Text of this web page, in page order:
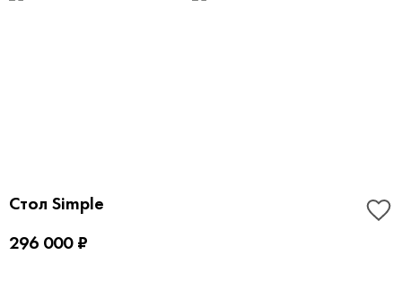
Стол Simple
296 000 ₽